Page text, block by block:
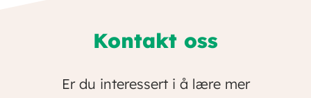
Kontakt oss
Er du interessert i å lære mer